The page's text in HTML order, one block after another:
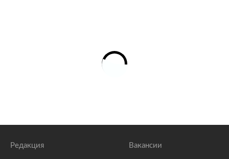
Редакция Вакансии